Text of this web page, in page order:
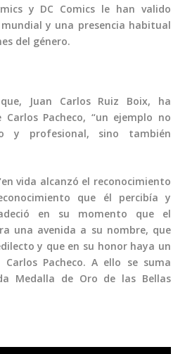
y DC Comics le han valido
y una presencia habitual
del género.
Juan Carlos Ruiz Boix, ha
Pacheco, “un ejemplo no
y profesional, sino también
vida alcanzó el reconocimiento
que él percibía y
en su momento que el
una avenida a su nombre, que
y que en su honor haya un
Pacheco. A ello se suma
Medalla de Oro de las Bellas